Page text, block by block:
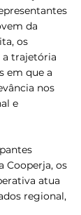
da
os
trajetória
em que a
nos
e
Cooperja, os
atua
regional,